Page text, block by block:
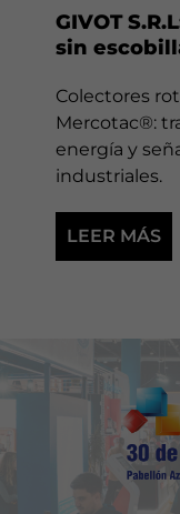
GIVOT
sin
Colectores
Mercotac®:
energía y
industriales.
LEER MÁS